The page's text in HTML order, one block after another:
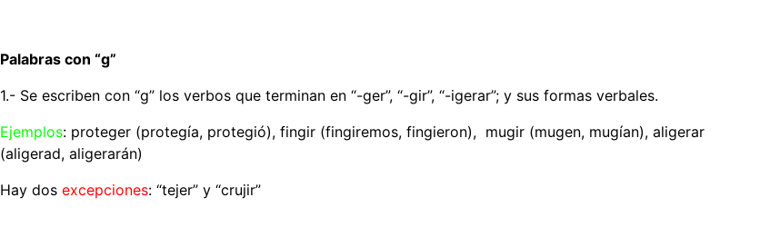
Palabras con “g”
1.- Se escriben con “g” los verbos que terminan en “-ger”, “-gir”, “-igerar”; y sus formas verbales.
Ejemplos: proteger (protegía, protegió), fingir (fingiremos, fingieron), mugir (mugen, mugían), aligerar
(aligerad, aligerarán)
Hay dos excepciones: “tejer” y “crujir”